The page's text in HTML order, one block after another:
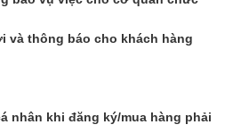
và thông báo cho khách hàng
nhân khi đăng ký/mua hàng phải